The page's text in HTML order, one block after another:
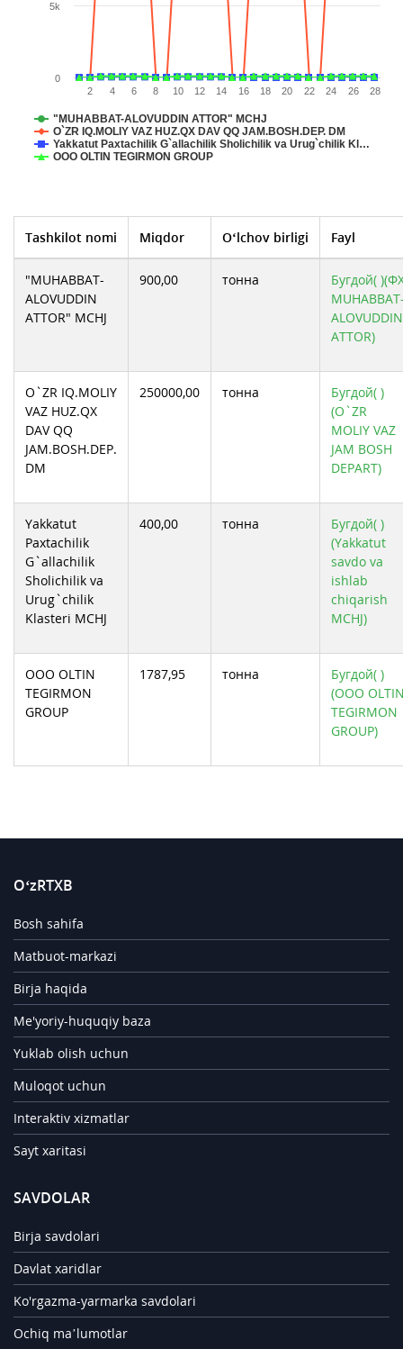
"MUHABBAT-ALOVUDDIN ATTOR" MCHJ
O`ZR IQ.MOLIY VAZ HUZ.QX DAV QQ JAM.BOSH.DEP. DM
Yakkatut Paxtachilik G`allachilik Sholichilik va Urug`chilik Kl…
ООО OLTIN TEGIRMON GROUP
2 4 6 8 10 12 14 16 18 20 22 24 26 28
0
5k
Tashkilot nomi Miqdor O‘lchov birligi Fayl
"MUHABBAT-
ALOVUDDIN
ATTOR" MCHJ
900,00 тонна
Бугдой(
ALOVUDDIN
ATTOR)
O`ZR IQ.MOLIY
VAZ HUZ.QX
DAV QQ
JAM.BOSH.DEP.
DM
250000,00 тонна
Бугдой( )
(O`ZR
MOLIY VAZ
JAM BOSH
DEPART)
Yakkatut
Paxtachilik
G`allachilik
Sholichilik va
Urug`chilik
Klasteri MCHJ
400,00 тонна
Бугдой( )
(Yakkatut
savdo va
ishlab
chiqarish
MCHJ)
ООО OLTIN
TEGIRMON
GROUP
1787,95 тонна
Бугдой( )
(ООО
TEGIRMON
GROUP)
O‘zRTXB
Bosh sahifa
Matbuot-markazi
Birja haqida
Me'yoriy-huquqiy baza
Yuklab olish uchun
Muloqot uchun
Interaktiv xizmatlar
Sayt xaritasi
SAVDOLAR
Birja savdolari
Davlat xaridlar
Ko'rgazma-yarmarka savdolari
Ochiq ma’lumotlar